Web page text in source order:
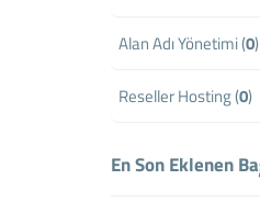
Alan Adı Yönetimi (0)
Reseller Hosting (0)
En Son Eklenen